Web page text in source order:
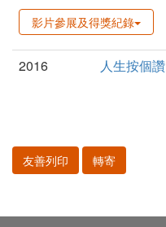
影片參展及得獎紀錄
2016 人生按個讚
友善列印 轉寄